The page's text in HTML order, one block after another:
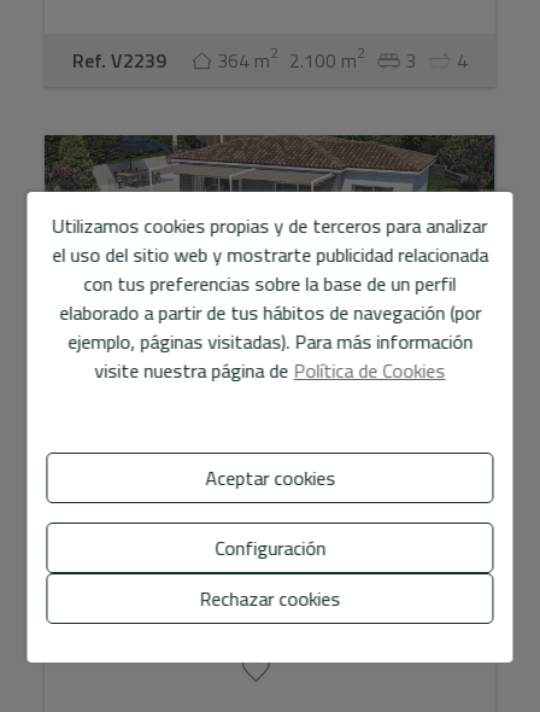
Ref. V2239 364 m2 2.100 m2 3 4
Exclusiva villa de estilo mediterráneo con
1.650.000 €
Descubra esta magnífica villa situada en una de las zonas
más privilegiadas de Altea, donde el diseño mediterráneo
contemporáneo se fusiona con el entorno natural pa...
Utilizamos cookies propias y de terceros para analizar
el uso del sitio web y mostrarte publicidad relacionada
con tus preferencias sobre la base de un perfil
elaborado a partir de tus hábitos de navegación (por
ejemplo, páginas visitadas). Para más información
visite nuestra página de Política de Cookies
Aceptar cookies
Configuración
Rechazar cookies